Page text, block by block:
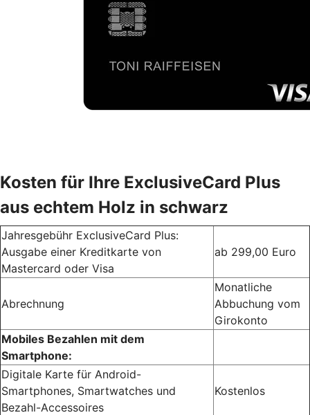
Kosten für Ihre ExclusiveCard Plus
aus echtem Holz in schwarz
Jahresgebühr ExclusiveCard Plus:
Ausgabe einer Kreditkarte von
Mastercard oder Visa
ab 299,00 Euro
Abrechnung
Monatliche
Abbuchung vom
Girokonto
Mobiles Bezahlen mit dem
Smartphone:
Digitale Karte für Android-
Smartphones, Smartwatches und
Bezahl-Accessoires
Kostenlos